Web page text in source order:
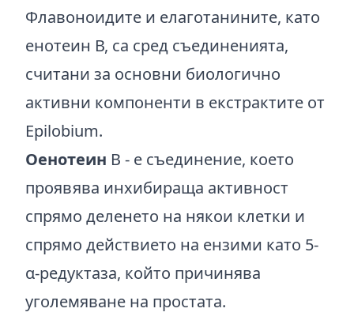
Флавоноидите и елаготанините, като
енотеин В, са сред съединенията,
считани за основни биологично
активни компоненти в екстрактите от
Epilobium.
Оенотеин В - е съединение, което
проявява инхибираща активност
спрямо деленето на някои клетки и
спрямо действието на ензими като 5-
α-редуктаза, който причинява
уголемяване на простата.